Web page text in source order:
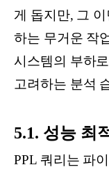
게 돕지만, 그
하는 무거운 작
시스템의 부하
고려하는 분석
5.1. 성능 최
PPL 쿼리는 파